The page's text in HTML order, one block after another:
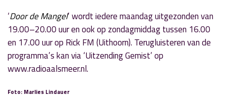
‘Door de Mangel’ wordt iedere maandag uitgezonden van
19.00–20.00 uur en ook op zondagmiddag tussen 16.00
en 17.00 uur op Rick FM (Uithoorn). Terugluisteren van de
programma’s kan via ‘Uitzending Gemist’ op
www.radioaalsmeer.nl.
Foto: Marlies Lindauer